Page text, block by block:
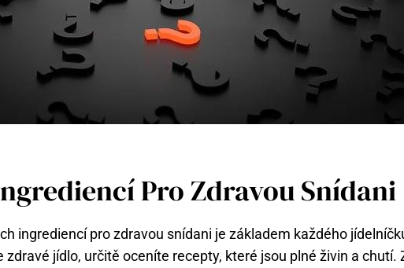
Pro Zdravou Snídani
ingrediencí pro zdravou snídani je základem každého
zdravé jídlo, určitě oceníte recepty, které jsou plné živin a chutí.